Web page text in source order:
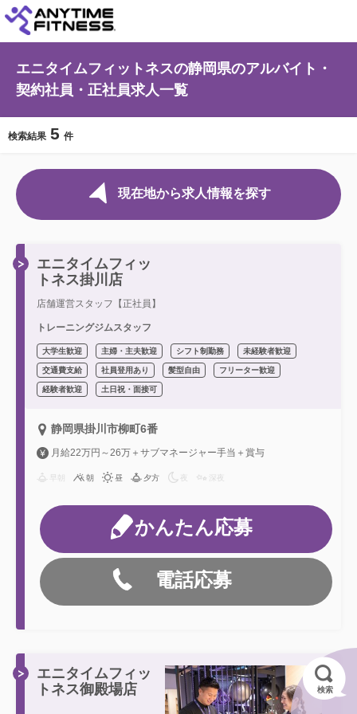
エニタイムフィットネスの静岡県のアルバイト・
契約社員・正社員求人一覧
検索結果 5 件
現在地から求人情報を探す
エニタイムフィッ
トネス掛川店
店舗運営スタッフ【正社員】
トレーニングジムスタッフ
大学生歓迎 主婦・主夫歓迎 シフト制勤務 未経験者歓迎
交通費支給 社員登用あり 髪型自由 フリーター歓迎
経験者歓迎 土日祝・面接可
静岡県掛川市柳町6番
月給22万円～26万＋サブマネージャー手当＋賞与
朝 昼 夕方 夜 深夜
かんたん応募
電話応募
エニタイムフィッ
トネス御殿場店
検索